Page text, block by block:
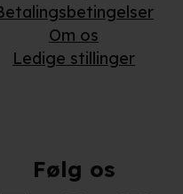
Om os
Ledige stillinger
Følg os